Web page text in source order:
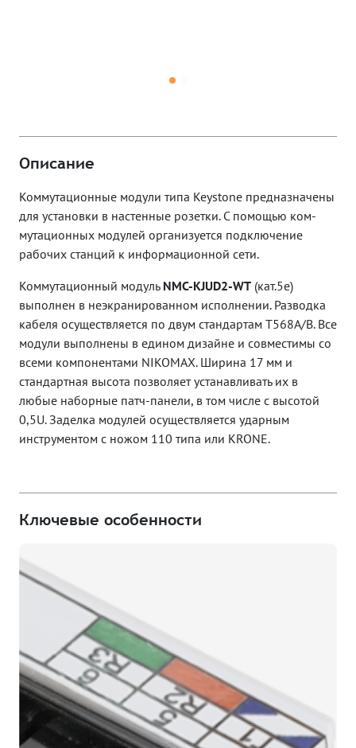
Описание
Коммутационные модули типа Keystone предназначены
для установки в настенные розетки. С помощью ком-
мутационных модулей организуется подключение
рабочих станций к информационной сети.
Коммутационный модуль NMC-KJUD2-WT (кат.5е)
выполнен в неэкранированном исполнении. Разводка
кабеля осуществляется по двум стандартам T568A/B. Все
модули выполнены в едином дизайне и совместимы со
всеми компонентами NIKOMAX. Ширина 17 мм и
стандартная высота позволяет устанавливать их в
любые наборные патч-панели, в том числе с высотой
0,5U. Заделка модулей осуществляется ударным
инструментом с ножом 110 типа или KRONE.
Ключевые особенности